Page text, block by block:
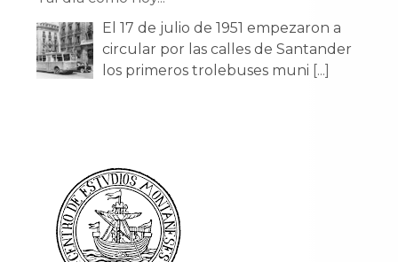
El 17 de julio de 1951 empezaron a
circular por las calles de Santander
los primeros trolebuses muni [...]